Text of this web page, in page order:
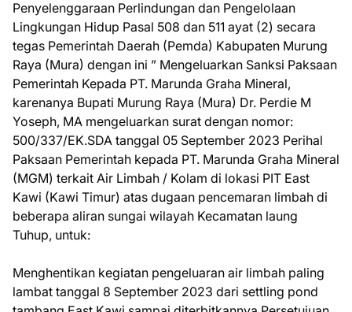
Penyelenggaraan Perlindungan dan Pengelolaan
Lingkungan Hidup Pasal 508 dan 511 ayat (2) secara
tegas Pemerintah Daerah (Pemda) Kabupaten Murung
Raya (Mura) dengan ini ” Mengeluarkan Sanksi Paksaan
Pemerintah Kepada PT. Marunda Graha Mineral,
karenanya Bupati Murung Raya (Mura) Dr. Perdie M
Yoseph, MA mengeluarkan surat dengan nomor:
500/337/EK.SDA tanggal 05 September 2023 Perihal
Paksaan Pemerintah kepada PT. Marunda Graha Mineral
(MGM) terkait Air Limbah / Kolam di lokasi PIT East
Kawi (Kawi Timur) atas dugaan pencemaran limbah di
beberapa aliran sungai wilayah Kecamatan laung
Tuhup, untuk:
Menghentikan kegiatan pengeluaran air limbah paling
lambat tanggal 8 September 2023 dari settling pond